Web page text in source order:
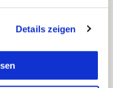
Details zeigen
mit über